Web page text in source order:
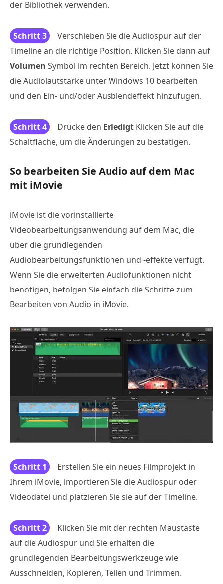
der Bibliothek verwenden.
Schritt 3
Verschieben Sie die Audiospur auf der
Timeline an die richtige Position. Klicken Sie dann auf
Volumen Symbol im rechten Bereich. Jetzt können Sie
die Audiolautstärke unter Windows 10 bearbeiten
und den Ein- und/oder Ausblendeffekt hinzufügen.
Schritt 4 Drücke den Erledigt Klicken Sie auf die
Schaltfläche, um die Änderungen zu bestätigen.
So bearbeiten Sie Audio auf dem Mac
mit iMovie
iMovie ist die vorinstallierte
Videobearbeitungsanwendung auf dem Mac, die
über die grundlegenden
Audiobearbeitungsfunktionen und -effekte verfügt.
Wenn Sie die erweiterten Audiofunktionen nicht
benötigen, befolgen Sie einfach die Schritte zum
Bearbeiten von Audio in iMovie.
Schritt 1
Erstellen Sie ein neues Filmprojekt in
Ihrem iMovie, importieren Sie die Audiospur oder
Videodatei und platzieren Sie sie auf der Timeline.
Schritt 2
Klicken Sie mit der rechten Maustaste
auf die Audiospur und Sie erhalten die
grundlegenden Bearbeitungswerkzeuge wie
Ausschneiden, Kopieren, Teilen und Trimmen.